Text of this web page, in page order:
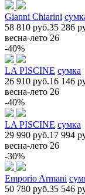
Gianni Chiarini
58 810 руб.35 286
весна-лето 26
-40%
LA PISCINE сумка
26 910 руб.16 146
весна-лето 26
-40%
LA PISCINE сумка
29 990 руб.17 994
весна-лето 26
-30%
Emporio Armani
50 780 руб.35 546